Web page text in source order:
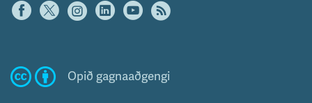
Opið gagnaaðgengi